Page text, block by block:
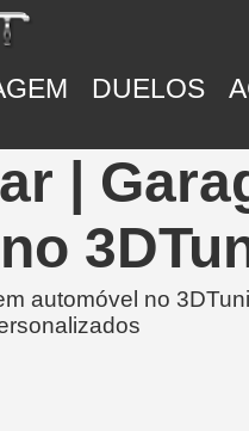
DUELOS
|
automóvel no